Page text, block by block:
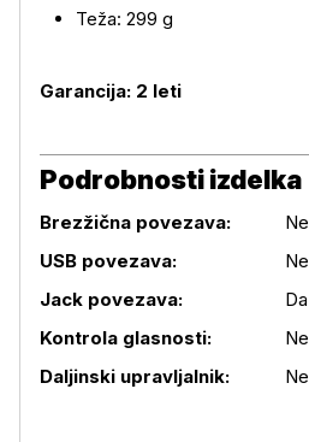
Teža: 299 g
Garancija: 2 leti
Podrobnosti izdelka
Podrobnosti izdelka
Brezžična povezava:
Ne
USB povezava:
Ne
Jack povezava:
Da
Kontrola glasnosti:
Ne
Daljinski upravljalnik:
Ne